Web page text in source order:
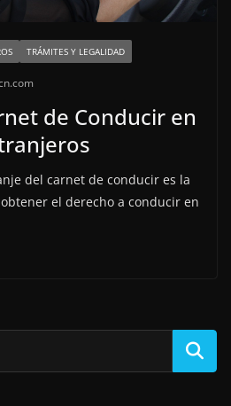
TRÁMITES Y LEGALIDAD
de Conducir en
del carnet de conducir es la
el derecho a conducir en